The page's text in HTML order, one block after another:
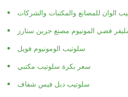
الوان للمصانع والمكتبات والشركات
سلوتيب الومونيوم فويل
سعر بكرة سلوتيب مكتبي
سلوتيب دبل فيس شفاف